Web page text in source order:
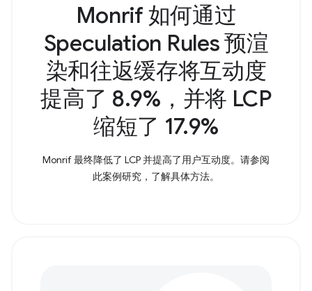
Monrif 如何通过
Speculation Rules 预渲
染和往返缓存将互动度
提高了 8.9%，并将 LCP
缩短了 17.9%
Monrif 最终降低了 LCP 并提高了用户互动度。请参阅
此案例研究，了解具体方法。